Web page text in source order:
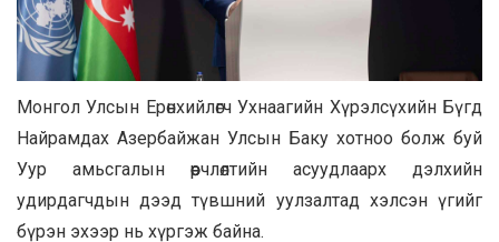
Монгол Улсын Ерөнхийлөгч Ухнаагийн Хүрэлсүхийн Бүгд
Найрамдах Азербайжан Улсын Баку хотноо болж буй
Уур амьсгалын өөрчлөлтийн асуудлаарх дэлхийн
удирдагчдын дээд түвшний уулзалтад хэлсэн үгийг
бүрэн эхээр нь хүргэж байна.